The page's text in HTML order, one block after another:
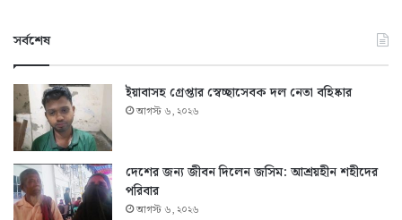
সর্বশেষ
ইয়াবাসহ গ্রেপ্তার স্বেচ্ছাসেবক দল নেতা বহিষ্কার
আগস্ট ৬, ২০২৬
দেশের জন্য জীবন দিলেন জসিম: আশ্রয়হীন শহীদের
পরিবার
আগস্ট ৬, ২০২৬